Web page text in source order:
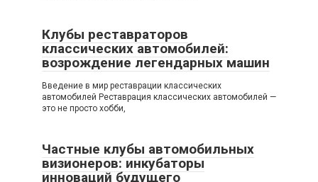
Клубы реставраторов
классических автомобилей:
возрождение легендарных машин
Введение в мир реставрации классических
автомобилей Реставрация классических автомобилей —
это не просто хобби,
Частные клубы автомобильных
визионеров: инкубаторы
инноваций будущего